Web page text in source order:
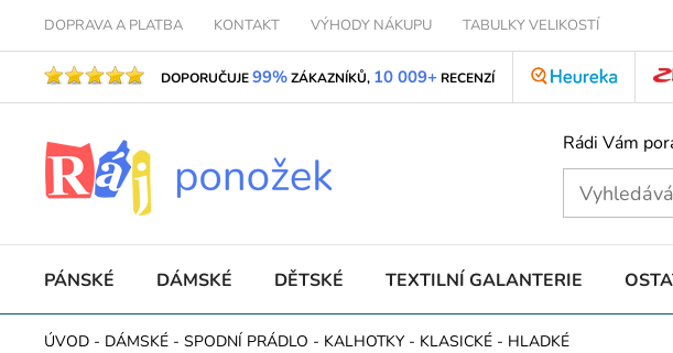
DOPRAVA A PLATBA KONTAKT VÝHODY NÁKUPU TABULKY VELIKOSTÍ
DOPORUČUJE99%ZÁKAZNÍKŮ, 10 009+ RECENZÍ
Rádi Vám
PÁNSKÉ DÁMSKÉ DĚTSKÉ TEXTILNÍ GALANTERIE
ÚVOD - DÁMSKÉ -SPODNÍ PRÁDLO - KALHOTKY - KLASICKÉ - HLADKÉ